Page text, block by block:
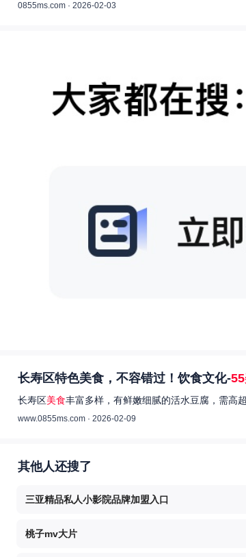
0855ms.com · 2026-02-03
长寿区特色美食，不容错过！饮食文化-
长寿区美食丰富多样，有鲜嫩细腻的活水豆腐，需高
www.0855ms.com · 2026-02-09
其他人还搜了
三亚精品私人小影院品牌加盟入口
桃子mv大片